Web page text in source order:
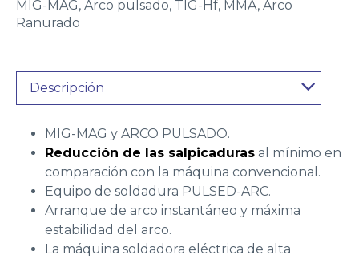
MIG-MAG, Arco pulsado, TIG-Hf, MMA, Arco
Ranurado
Descripción
MIG-MAG y ARCO PULSADO.
Reducción de las salpicaduras al mínimo en
comparación con la máquina convencional.
Equipo de soldadura PULSED-ARC.
Arranque de arco instantáneo y máxima
estabilidad del arco.
La máquina soldadora eléctrica de alta